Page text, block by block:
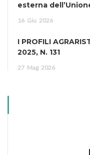
esterna
16 Giu 2026
I PROFILI
2025, N. 131
27 Mag 2026